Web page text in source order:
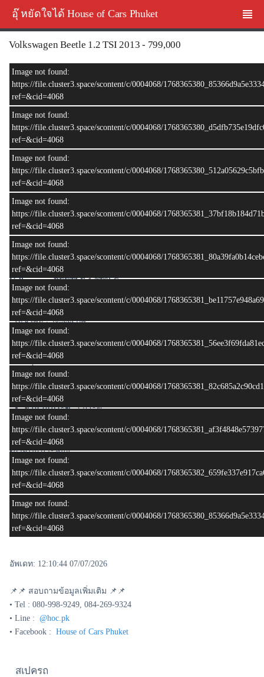
อุ๊ หยัดใจได้ House of Cars Phuket
Volkswagen Beetle 1.2 TSI 2013 - 799,000
–/
Image not found:
https://file.cluster3.space/scontent/c/0004068/
ref=&cid=4068
Image not found:
https://file.cluster3.space/scontent/c/0004068/
ref=&cid=4068
Image not found:
https://file.cluster3.space/scontent/c/0004068/
ref=&cid=4068
Image not found:
https://file.cluster3.space/scontent/c/0004068/
ref=&cid=4068
Image not found:
https://file.cluster3.space/scontent/c/0004068/
ref=&cid=4068
Image not found:
https://file.cluster3.space/scontent/c/0004068/
ref=&cid=4068
Image not found:
https://file.cluster3.space/scontent/c/0004068/
ref=&cid=4068
Image not found:
https://file.cluster3.space/scontent/c/0004068/
ref=&cid=4068
Image not found:
https://file.cluster3.space/scontent/c/0004068/
ref=&cid=4068
Image not found:
https://file.cluster3.space/scontent/c/0004068/
ref=&cid=4068
Image not found:
https://file.cluster3.space/scontent/c/0004068/
ref=&cid=4068
Volkswagen BEETLE 1.2TSi Coupe
• ปีผลิต : 2013
•ปีจดทะเบียน : 2013
• เลขไมล์ : 40,xxx กม
• สี ขาว
รายละเอียดเครื่องยนต์
ครื่องยนต์:เบนซิน 1.2 ลิตร เทอร์โบ (TSi)
เกียร์:อัตโนมัติ DSG 7 สปีด
กำลังเครื่องยนต์:
จำนวนประตู:3 ประตู
รายละเอียดทั่วไป
▪️ภายในเบาะหนัง
▪️ พวงมาลัยมัลติฟังก์ชัน
▪️ จอ Command
▪️ ระบบเครื่องเสียง Fender
▪️ ไฟหน้า LED Daylight
💶 ราคา :999,000 บาท ลดเหลือ 799,000 บาท
อัพเดท: 12:10:44 07/07/2026
📌📌 สอบถามข้อมูลเพิ่มเติม 📌📌
• Tel : 080-998-9249, 084-269-9324
• Line : @hoc.pk
• Facebook : House of Cars Phuket
สเปครถ